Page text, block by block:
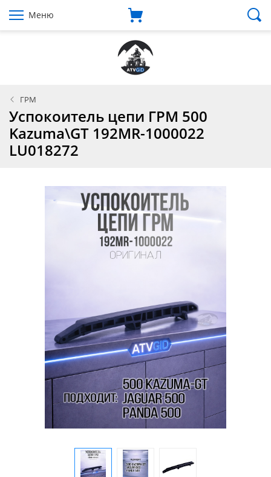
Меню
ГРМ
Успокоитель цепи ГРМ 500
Kazuma\GT 192MR-1000022
LU018272